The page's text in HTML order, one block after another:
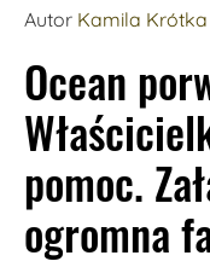
Autor Kamila Krótka
Ocean
pomoc.
ogromna